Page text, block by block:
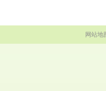
网站地